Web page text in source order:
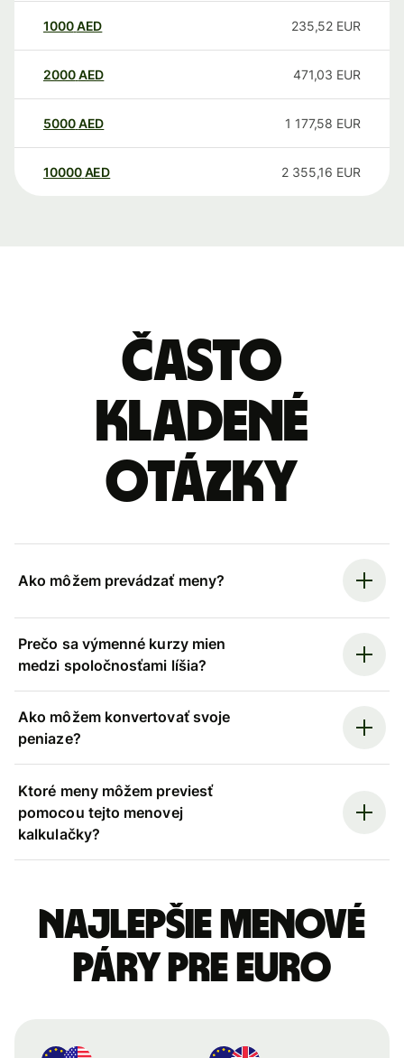
1000AED 235,52 EUR
2000AED 471,03 EUR
5000AED 1 177,58 EUR
10000 AED 2 355,16 EUR
Často
kladené
otázky
Ako môžem prevádzať meny?
Prečo sa výmenné kurzy mien
medzi spoločnosťami líšia?
Ako môžem konvertovať svoje
peniaze?
Ktoré meny môžem previesť
pomocou tejto menovej
kalkulačky?
Najlepšie menové
páry pre Euro